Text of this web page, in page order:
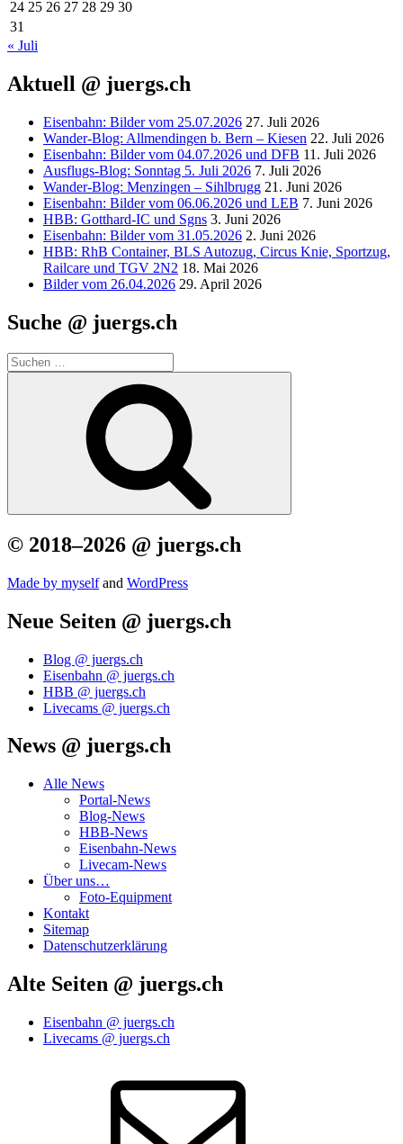
24 25 26 27 28 29 30
31
« Juli
Aktuell @ juergs.ch
Eisenbahn: Bilder vom 25.07.2026 27. Juli 2026
Wander-Blog: Allmendingen b. Bern – Kiesen 22. Juli 2026
Eisenbahn: Bilder vom 04.07.2026 und DFB 11. Juli 2026
Ausflugs-Blog: Sonntag 5. Juli 2026 7. Juli 2026
Wander-Blog: Menzingen – Sihlbrugg 21. Juni 2026
Eisenbahn: Bilder vom 06.06.2026 und LEB 7. Juni 2026
HBB: Gotthard-IC und Sgns 3. Juni 2026
Eisenbahn: Bilder vom 31.05.2026 2. Juni 2026
HBB: RhB Container, BLS Autozug, Circus Knie, Sportzug,
Railcare und TGV 2N2 18. Mai 2026
Bilder vom 26.04.2026 29. April 2026
Suche @ juergs.ch
Suchen
nach:
© 2018–2026 @ juergs.ch
Made by mys­elfand Word­Press
Neue Seiten @ juergs.ch
Blog @ juergs.ch
Eisenbahn @ juergs.ch
HBB @ juergs.ch
Livecams @ juergs.ch
News @ juergs.ch
Alle News
Portal-News
Blog-News
HBB-News
Eisenbahn-News
Livecam-News
Über uns…
Foto-Equipment
Kontakt
Sitemap
Datenschutzerklärung
Alte Seiten @ juergs.ch
Eisenbahn @ juergs.ch
Livecams @ juergs.ch